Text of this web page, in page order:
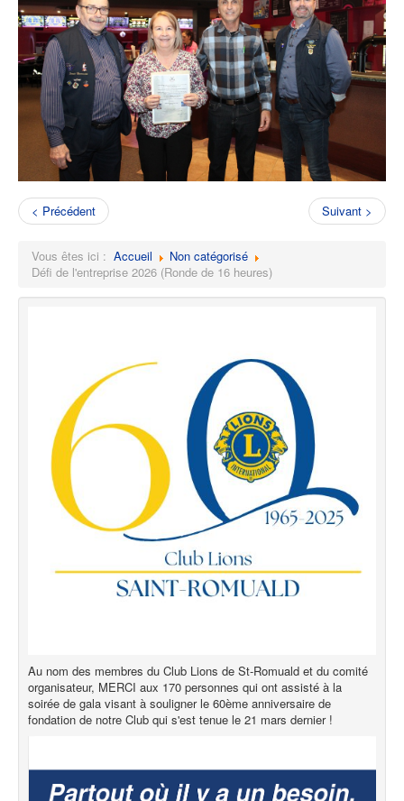
< Précédent Suivant >
Vous êtes ici : Accueil
Non catégorisé
Défi de l'entreprise 2026 (Ronde de 16 heures)
Au nom des membres du Club Lions de St-Romuald et du comité
organisateur, MERCI aux 170 personnes qui ont assisté à la
soirée de gala visant à souligner le 60ème anniversaire de
fondation de notre Club qui s'est tenue le 21 mars dernier !